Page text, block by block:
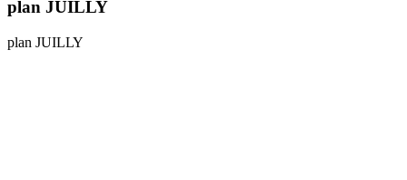
plan JUILLY
plan JUILLY